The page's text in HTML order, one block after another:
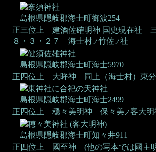
奈須神社
島根県隠岐郡海士町御波254
正三位上 建酒佐確明神 国史現在社
８・３・２７
海士村 ノ竹佐 ノ社
健須佐雄神社
島根県隠岐郡海士町海士5970
正四位上 大眸神
同上（海士村）東
東神社に合祀の天神社
島根県隠岐郡海士町海士2499
正四位上 穏々美明神
保々美 ノ客大明
穂々美神社 (客大明神)
島根県隠岐郡海士町知々井911
正四位上 國至神 (他の写本では國主